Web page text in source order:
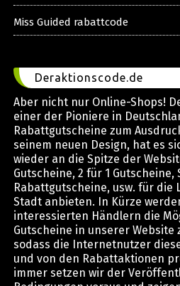
Miss Guided rabattcode
Deraktionscode.de
Aber nicht nur Online-Shops!
einer der Pioniere in
Rabattgutscheine zum
seinem neuen Design, hat es
wieder an die Spitze der
Gutscheine, 2 für 1 Gutscheine,
Rabattgutscheine, usw. für die
Stadt anbieten. In Kürze
interessierten Händlern die
Gutscheine in unserer
sodass die Internetnutzer
und von den Rabattaktionen
immer setzen wir der